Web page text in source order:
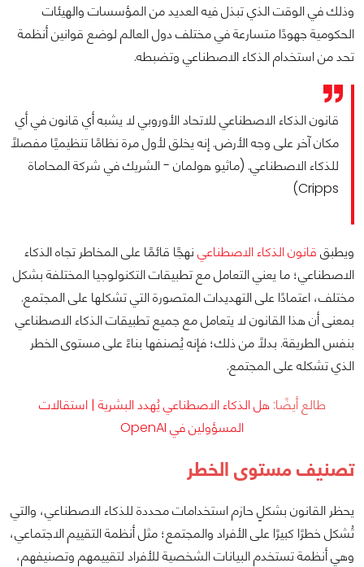
وذلك في الوقت الذي تبذل فيه العديد من المؤسسات والهيئات
الحكومية جهودًا متسارعة في مختلف دول العالم لوضع قوانين أنظمة
تحد من استخدام الذكاء الاصطناعي وتضبطه.
قانون الذكاء الاصطناعي للاتحاد الأوروبي لا يشبه أي قانون في أي
مكان آخر على وجه الأرض. إنه يخلق لأول مرة نظامًا تنظيميًا مفصلاً
للذكاء الاصطناعي. (ماثيو هولمان - الشريك في شركة المحاماة
Cripps)
ويطبق قانون الذكاء الاصطناعي نهجًا قائمًا على المخاطر تجاه الذكاء
الاصطناعي؛ ما يعني التعامل مع تطبيقات التكنولوجيا المختلفة بشكل
مختلف، اعتمادًا على التهديدات المتصورة التي تشكلها على المجتمع.
بمعنى أن هذا القانون لا يتعامل مع جميع تطبيقات الذكاء الاصطناعي
بنفس الطريقة. بدلًا من ذلك؛ فإنه يُصنفها بناءً على مستوى الخطر
الذي تشكله على المجتمع.
طالع أيضًا: هل الذكاء الاصطناعي يُهدد البشرية | استقالات
المسؤولين في OpenAI
تصنيف مستوى الخطر
يحظر القانون بشكلٍ حازم استخدامات محددة للذكاء الاصطناعي، والتي
تُشكل خطرًا كبيرًا على الأفراد والمجتمع؛ مثل أنظمة التقييم الاجتماعي،
وهي أنظمة تستخدم البيانات الشخصية للأفراد لتقييمهم وتصنيفهم،